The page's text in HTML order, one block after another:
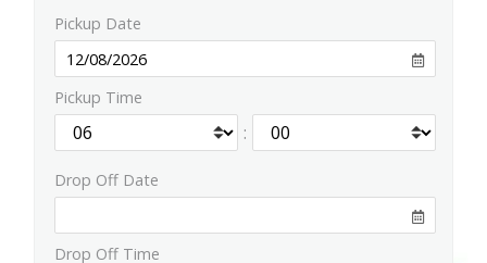
Pickup Date
Pickup Time
:
Drop Off Date
Drop Off Time